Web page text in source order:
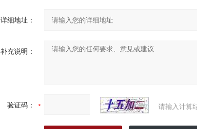
详细地址：
补充说明：
验证码： 请输入计算